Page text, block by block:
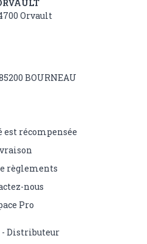
Orvault
BOURNEAU
récompensée
règlements
nous
Pro
- Distributeur